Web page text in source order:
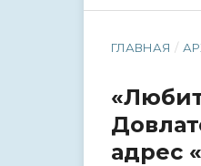
ГЛАВНАЯ /
адрес